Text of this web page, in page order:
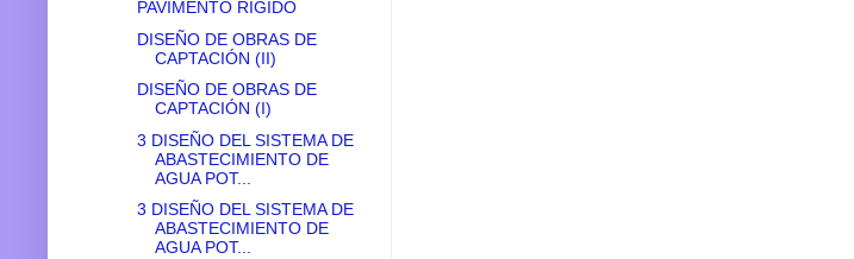
PAVIMENTO RIGIDO
DISEÑO DE OBRAS DE
CAPTACIÓN (II)
DISEÑO DE OBRAS DE
CAPTACIÓN (I)
3 DISEÑO DEL SISTEMA DE
ABASTECIMIENTO DE
AGUA POT...
3 DISEÑO DEL SISTEMA DE
ABASTECIMIENTO DE
AGUA POT...